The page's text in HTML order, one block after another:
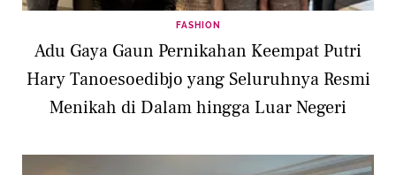
FASHION
Adu Gaya Gaun Pernikahan Keempat Putri
Hary Tanoesoedibjo yang Seluruhnya Resmi
Menikah di Dalam hingga Luar Negeri